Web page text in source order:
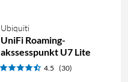
Ubiquiti
UniFi Roaming-
akssesspunkt U7 Lite
4.5 (30)